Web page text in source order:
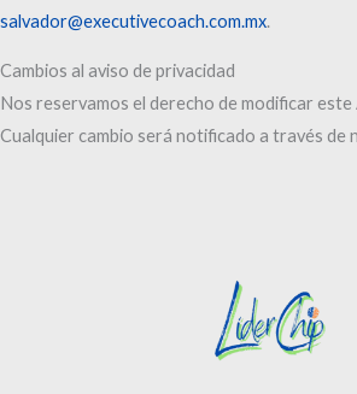
salvador@executivecoach.com.mx.
Cambios al aviso de privacidad
Nos reservamos el derecho de modificar este
Cualquier cambio será notificado a través de